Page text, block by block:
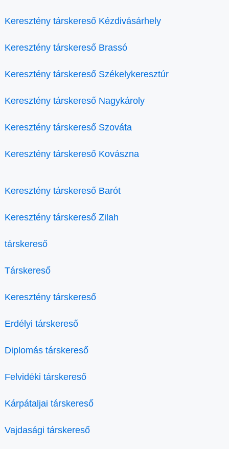
Keresztény társkereső Kézdivásárhely
Keresztény társkereső Brassó
Keresztény társkereső Székelykeresztúr
Keresztény társkereső Nagykároly
Keresztény társkereső Szováta
Keresztény társkereső Kovászna
Keresztény társkereső Barót
Keresztény társkereső Zilah
társkereső
Társkereső
Keresztény társkereső
Erdélyi társkereső
Diplomás társkereső
Felvidéki társkereső
Kárpátaljai társkereső
Vajdasági társkereső